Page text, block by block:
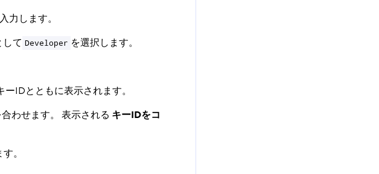
力します。
て Developer を選択します。
IDとともに表示されます。
わせます。 表示される キーIDをコ
。